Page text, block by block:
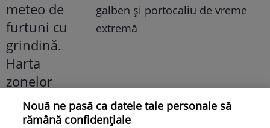
galben și portocaliu de vreme
extremă
Nouă ne pasă ca datele tale personale să
rămână confidențiale